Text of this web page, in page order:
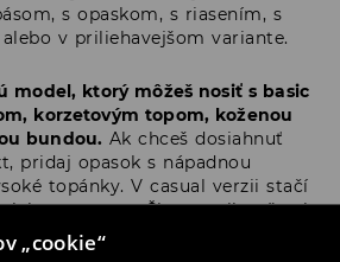
„cookie“
s opaskom, s riasením, s
v priliehavejšom variante.
model, ktorý môžeš nosiť s basic
korzetovým topom, koženou
bundou. Ak chceš dosiahnuť
pridaj opasok s nápadnou
topánky. V casual verzii stačí
crop top. Čierne mikro šortky
Y2K, grunge, rock, festival look